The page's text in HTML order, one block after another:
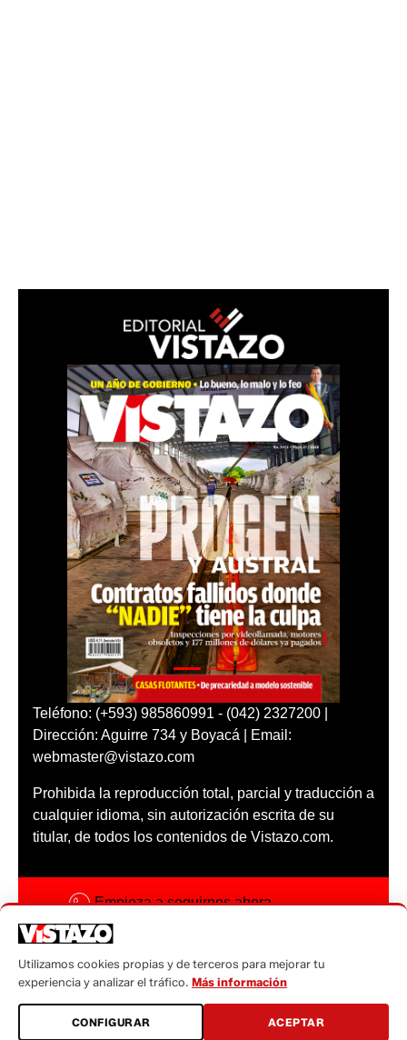
Teléfono: (+593) 985860991 - (042) 2327200 |
Dirección: Aguirre 734 y Boyacá | Email:
webmaster@vistazo.com
Prohibida la reproducción total, parcial y traducción a
cualquier idioma, sin autorización escrita de su
titular, de todos los contenidos de Vistazo.com.
Empieza a seguirnos ahora
Código ética
Sugerencias a:
sugerencias@vistazo.com
Utilizamos cookies propias y de terceros para mejorar tu
experiencia y analizar el tráfico. Más información
CONFIGURAR ACEPTAR